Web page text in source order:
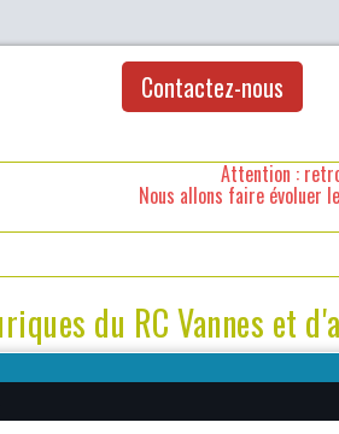
Contactez-nous
Attention :
Nous allons faire évoluer
du RC Vannes et